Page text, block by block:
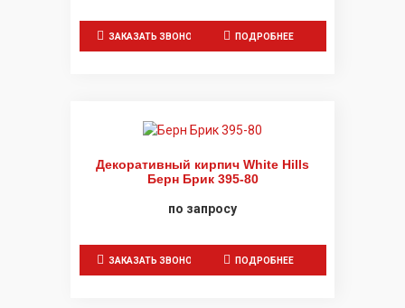
ЗАКАЗАТЬ ЗВОНОК ПОДРОБНЕЕ
Декоративный кирпич White Hills
Берн Брик 395-80
по запросу
ЗАКАЗАТЬ ЗВОНОК ПОДРОБНЕЕ